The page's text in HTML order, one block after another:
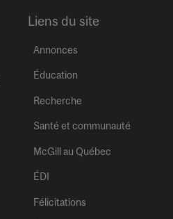
Liens du site
Annonces
Éducation
Recherche
Santé et communauté
McGill au Québec
ÉDI
Félicitations